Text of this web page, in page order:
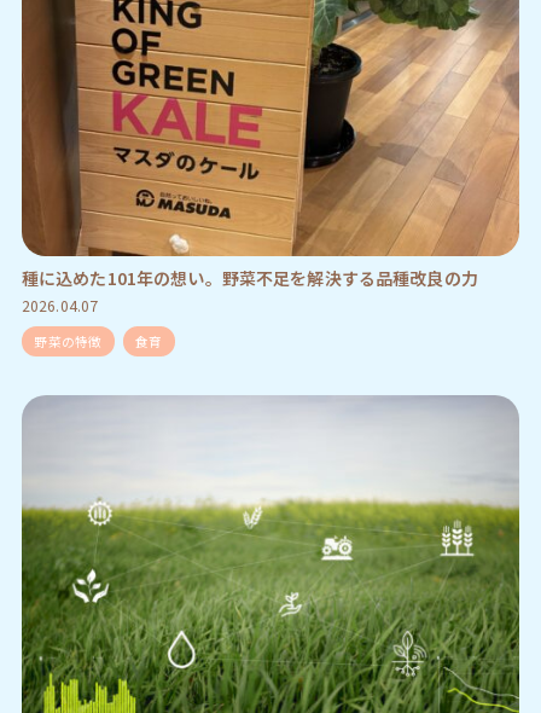
種に込めた101年の想い。野菜不足を解決する品種改良の力
2026.04.07
野菜の特徴 食育